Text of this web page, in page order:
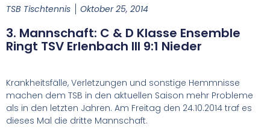
TSB Tischtennis Oktober 25, 2014
3. Mannschaft: C & D Klasse Ensemble
Ringt TSV Erlenbach III 9:1 Nieder
Krankheitsfälle, Verletzungen und sonstige Hemmnisse
machen dem TSB in den aktuellen Saison mehr Probleme
als in den letzten Jahren. Am Freitag den 24.10.2014 traf es
dieses Mal die dritte Mannschaft.